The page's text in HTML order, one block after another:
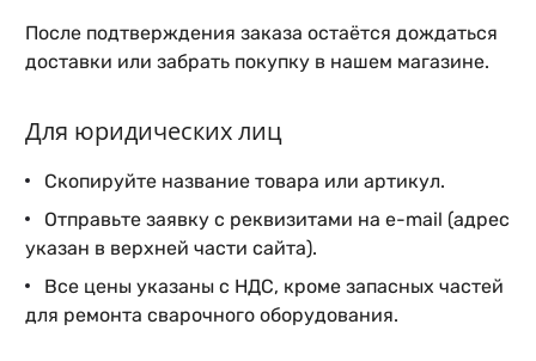
После подтверждения заказа остаётся дождаться
доставки или забрать покупку в нашем магазине.
Для юридических лиц
Скопируйте название товара или артикул.
Отправьте заявку с реквизитами на e-mail (адрес
указан в верхней части сайта).
Все цены указаны с НДС, кроме запасных частей
для ремонта сварочного оборудования.